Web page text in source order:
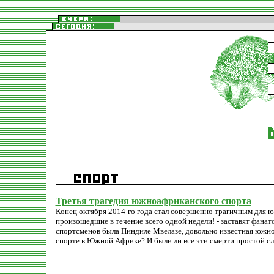
Третья трагедия южноафриканского спорта
Конец октября 2014-го года стал совершенно трагичным
произошедшие в течение всего одной недели! - заставят
спортсменов была Пиндиле Мвелазе, довольно известная
спорте в Южной Африке? И были ли все эти смерти простой